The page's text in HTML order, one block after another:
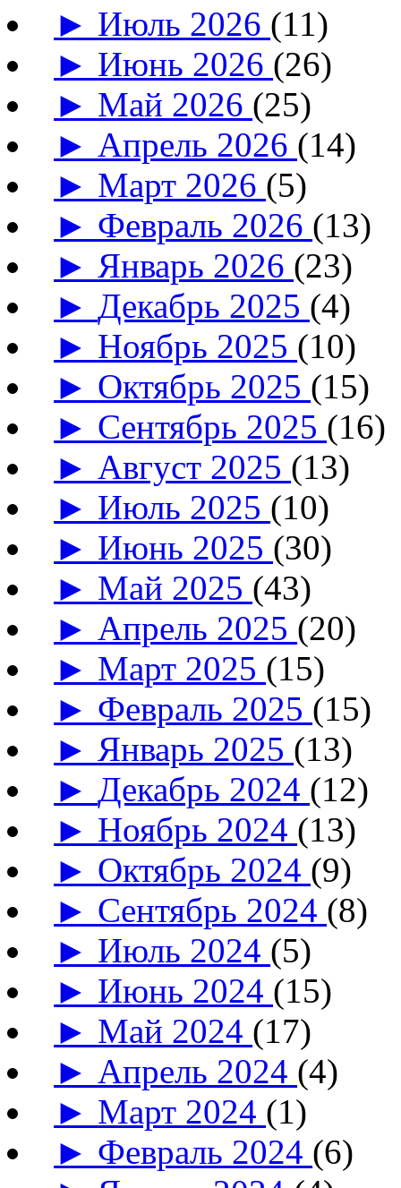
► Июль 2026 (11)
► Июнь 2026 (26)
► Май 2026 (25)
► Апрель 2026 (14)
► Март 2026 (5)
► Февраль 2026 (13)
► Январь 2026 (23)
►Декабрь 2025 (4)
► Ноябрь 2025 (10)
► Октябрь 2025 (15)
► Сентябрь 2025 (16)
► Август 2025 (13)
► Июль 2025 (10)
► Июнь 2025 (30)
► Май 2025 (43)
► Апрель 2025 (20)
► Март 2025 (15)
► Февраль 2025 (15)
► Январь 2025 (13)
►Декабрь 2024 (12)
► Ноябрь 2024 (13)
► Октябрь 2024 (9)
► Сентябрь 2024 (8)
► Июль 2024 (5)
► Июнь 2024 (15)
► Май 2024 (17)
► Апрель 2024 (4)
► Март 2024 (1)
► Февраль 2024 (6)